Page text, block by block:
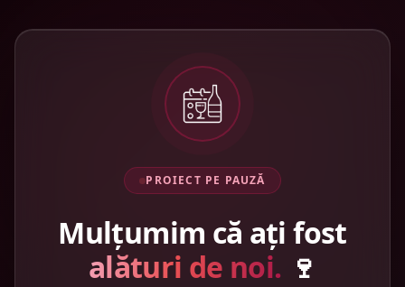
PROIECT PE PAUZĂ
Mulțumim că ați fost
alături de noi. 🍷